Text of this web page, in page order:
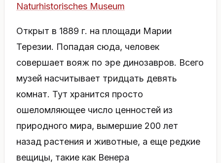
Naturhistorisches Museum
Открыт в 1889 г. на площади Марии
Терезии. Попадая сюда, человек
совершает вояж по эре динозавров. Всего
музей насчитывает тридцать девять
комнат. Тут хранится просто
ошеломляющее число ценностей из
природного мира, вымершие 200 лет
назад растения и животные, а еще редкие
вещицы, такие как Венера